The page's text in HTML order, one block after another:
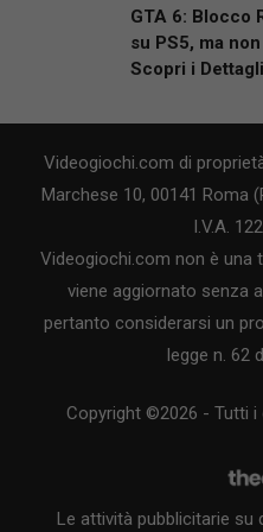
GTA 6: Blocco
su PS5, ma
Scopri i Dettagli
Videogiochi.com di
Marchese 10, 00141 Roma
I.V.A.
Videogiochi.com non è una
viene aggiornato senza
pertanto considerarsi un
legge n. 62
Copyright ©2026 - Tutti i
Le attività pubblicitarie